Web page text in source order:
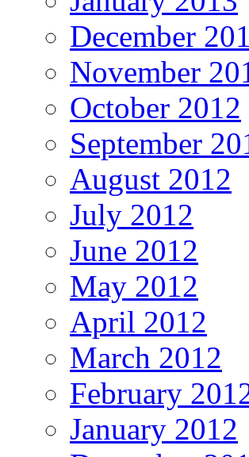
December
November
October 2012
September
August 2012
July 2012
June 2012
May 2012
April 2012
March 2012
February
January 2012